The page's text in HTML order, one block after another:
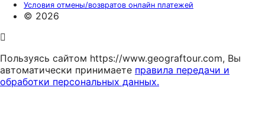
Условия отмены/возвратов онлайн платежей
© 2026
Пользуясь сайтом https://www.geograftour.com, Вы
автоматически принимаете правила передачи и
обработки персональных данных.